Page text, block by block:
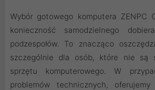
Wybór gotowego komputera ZENPC
konieczność samodzielnego
podzespołów. To znacząco
szczególnie dla osób, które nie są
sprzętu komputerowego. W
problemów technicznych, oferujemy